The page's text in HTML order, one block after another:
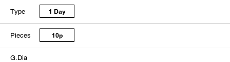
Type 1 Day
Pieces 10p
G.Dia